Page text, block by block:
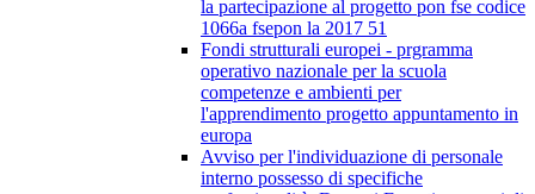
la partecipazione al progetto pon fse codice
1066a fsepon la 2017 51
Fondi strutturali europei - prgramma
operativo nazionale per la scuola
competenze e ambienti per
l'apprendimento progetto appuntamento in
europa
Avviso per l'individuazione di personale
interno possesso di specifiche